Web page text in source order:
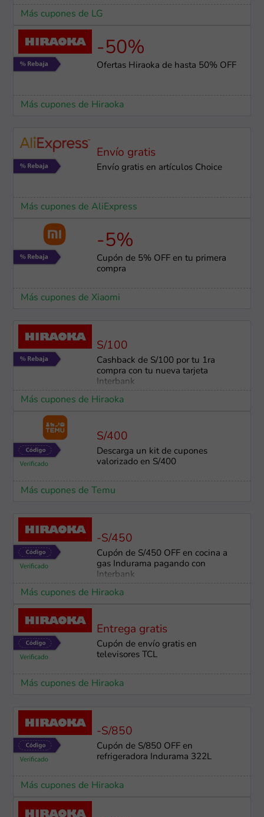
Más cupones de LG
-50%
Ofertas Hiraoka de hasta 50% OFF
Más cupones de Hiraoka
Envío gratis
Envío gratis en artículos Choice
Más cupones de AliExpress
-5%
Cupón de 5% OFF en tu primera
compra
Más cupones de Xiaomi
S/100
Cashback de S/100 por tu 1ra
compra con tu nueva tarjeta
Interbank
Más cupones de Hiraoka
S/400
Descarga un kit de cupones
valorizado en S/400
Más cupones de Temu
-S/450
Cupón de S/450 OFF en cocina a
gas Indurama pagando con
Interbank
Más cupones de Hiraoka
Entrega gratis
Cupón de envío gratis en
televisores TCL
Más cupones de Hiraoka
-S/850
Cupón de S/850 OFF en
refrigeradora Indurama 322L
Más cupones de Hiraoka